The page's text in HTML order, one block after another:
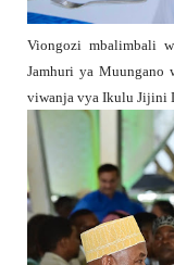
Viongozi mbalimbali
Jamhuri ya Muungano
viwanja vya Ikulu Jijini